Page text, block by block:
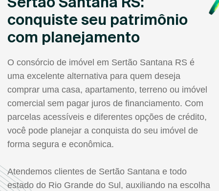
conquiste seu patrimônio
com planejamento
O consórcio de imóvel em Sertão Santana RS é
uma excelente alternativa para quem deseja
comprar uma casa, apartamento, terreno ou imóvel
comercial sem pagar juros de financiamento. Com
parcelas acessíveis e diferentes opções de crédito,
você pode planejar a conquista do seu imóvel de
forma segura e econômica.
Atendemos clientes de Sertão Santana e todo
estado do Rio Grande do Sul, auxiliando na escolha